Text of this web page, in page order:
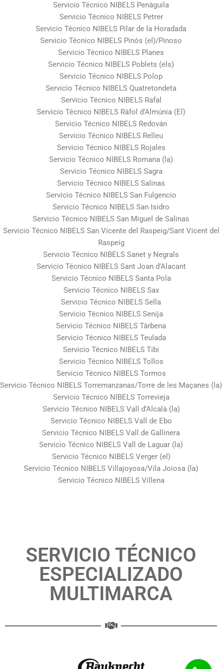
Servicio Técnico NIBELS Penàguila
Servicio Técnico NIBELS Petrer
Servicio Técnico NIBELS Pilar de la Horadada
Servicio Técnico NIBELS Pinós (el)/Pinoso
Servicio Técnico NIBELS Planes
Servicio Técnico NIBELS Poblets (els)
Servicio Técnico NIBELS Polop
Servicio Técnico NIBELS Quatretondeta
Servicio Técnico NIBELS Rafal
Servicio Técnico NIBELS Ràfol d’Almúnia (El)
Servicio Técnico NIBELS Redován
Servicio Técnico NIBELS Relleu
Servicio Técnico NIBELS Rojales
Servicio Técnico NIBELS Romana (la)
Servicio Técnico NIBELS Sagra
Servicio Técnico NIBELS Salinas
Servicio Técnico NIBELS San Fulgencio
Servicio Técnico NIBELS San Isidro
Servicio Técnico NIBELS San Miguel de Salinas
Servicio Técnico NIBELS San Vicente del Raspeig/Sant Vicent del
Raspeig
Servicio Técnico NIBELS Sanet y Negrals
Servicio Técnico NIBELS Sant Joan d’Alacant
Servicio Técnico NIBELS Santa Pola
Servicio Técnico NIBELS Sax
Servicio Técnico NIBELS Sella
Servicio Técnico NIBELS Senija
Servicio Técnico NIBELS Tàrbena
Servicio Técnico NIBELS Teulada
Servicio Técnico NIBELS Tibi
Servicio Técnico NIBELS Tollos
Servicio Técnico NIBELS Tormos
Servicio Técnico NIBELS Torremanzanas/Torre de les Maçanes (la)
Servicio Técnico NIBELS Torrevieja
Servicio Técnico NIBELS Vall d’Alcalà (la)
Servicio Técnico NIBELS Vall de Ebo
Servicio Técnico NIBELS Vall de Gallinera
Servicio Técnico NIBELS Vall de Laguar (la)
Servicio Técnico NIBELS Verger (el)
Servicio Técnico NIBELS Villajoyosa/Vila Joiosa (la)
Servicio Técnico NIBELS Villena
SERVICIO TÉCNICO
ESPECIALIZADO
MULTIMARCA